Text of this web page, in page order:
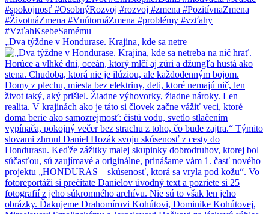
„Dva týždne v Hondurase. Krajina, kde sa netre